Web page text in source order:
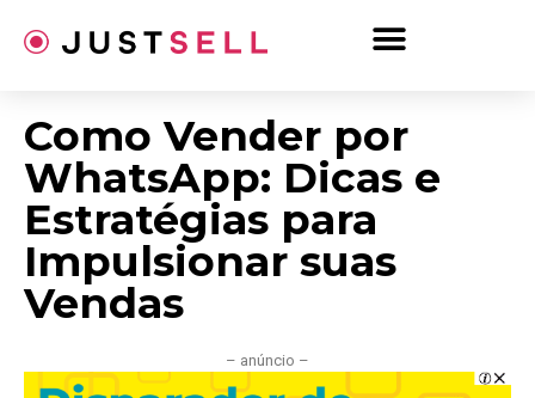
para
Como Vender por
WhatsApp: Dicas e
Estratégias para
Impulsionar suas
Vendas
– anúncio –